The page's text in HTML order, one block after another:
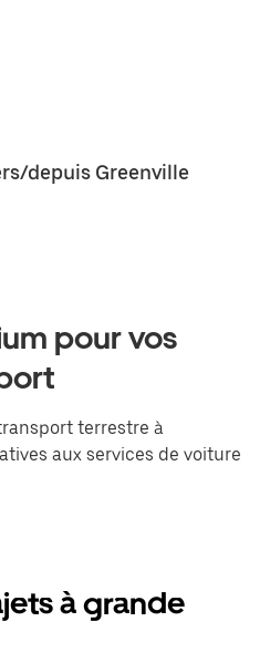
depuis Greenville
pour vos
terrestre à
aux services de voiture
à grande